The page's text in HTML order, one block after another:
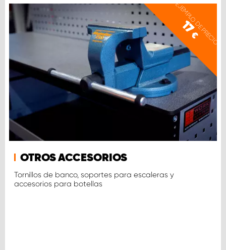
EJEMPLO DE PRECIO
17
€
OTROS ACCESORIOS
Tornillos de banco, soportes para escaleras y
accesorios para botellas